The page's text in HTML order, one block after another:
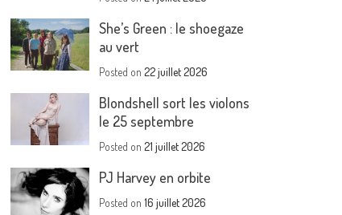
She’s Green : le shoegaze
au vert
Posted on22 juillet 2026
Blondshell sort les violons
le 25 septembre
Posted on21 juillet 2026
PJ Harvey en orbite
Posted on16 juillet 2026